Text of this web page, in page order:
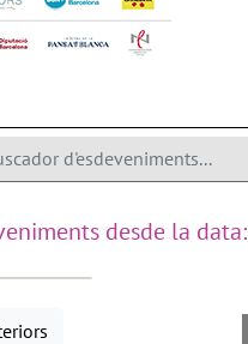
desde la data: